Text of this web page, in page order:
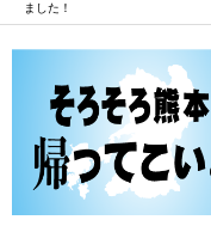
ました！